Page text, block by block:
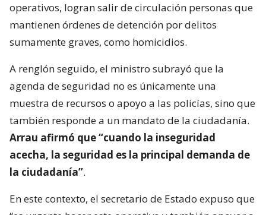
operativos, logran salir de circulación personas que
mantienen órdenes de detención por delitos
sumamente graves, como homicidios.
A renglón seguido, el ministro subrayó que la
agenda de seguridad no es únicamente una
muestra de recursos o apoyo a las policías, sino que
también responde a un mandato de la ciudadanía.
Arrau afirmó que “cuando la inseguridad
acecha, la seguridad es la principal demanda de
la ciudadanía”.
En este contexto, el secretario de Estado expuso que